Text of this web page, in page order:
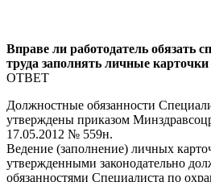
Вправе ли работодатель обязать
труда заполнять личные
ОТВЕТ
Должностные обязанности
утверждены приказом
17.05.2012 № 559н.
Ведение (заполнение) личных
утвержденными законодательно
обязанностями Специалиста по